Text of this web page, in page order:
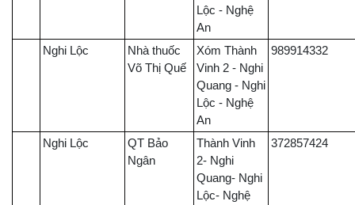
Lộc - Nghệ
An
Nghi Lộc
Nhà thuốc
Võ Thị Quế
Xóm Thành
Vinh 2 - Nghi
Quang - Nghi
Lộc - Nghệ
An
989914332
Nghi Lộc
QT Bảo
Ngân
Thành Vinh
2- Nghi
Quang- Nghi
Lộc- Nghệ
372857424